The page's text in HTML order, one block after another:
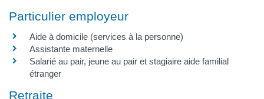
Particulier employeur
Aide à domicile (services à la personne)
Assistante maternelle
Salarié au pair, jeune au pair et stagiaire aide familial
étranger
Retraite